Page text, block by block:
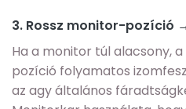
3. Rossz monitor-pozíció
Ha a monitor túl alacsony, a
pozíció folyamatos
az agy általános